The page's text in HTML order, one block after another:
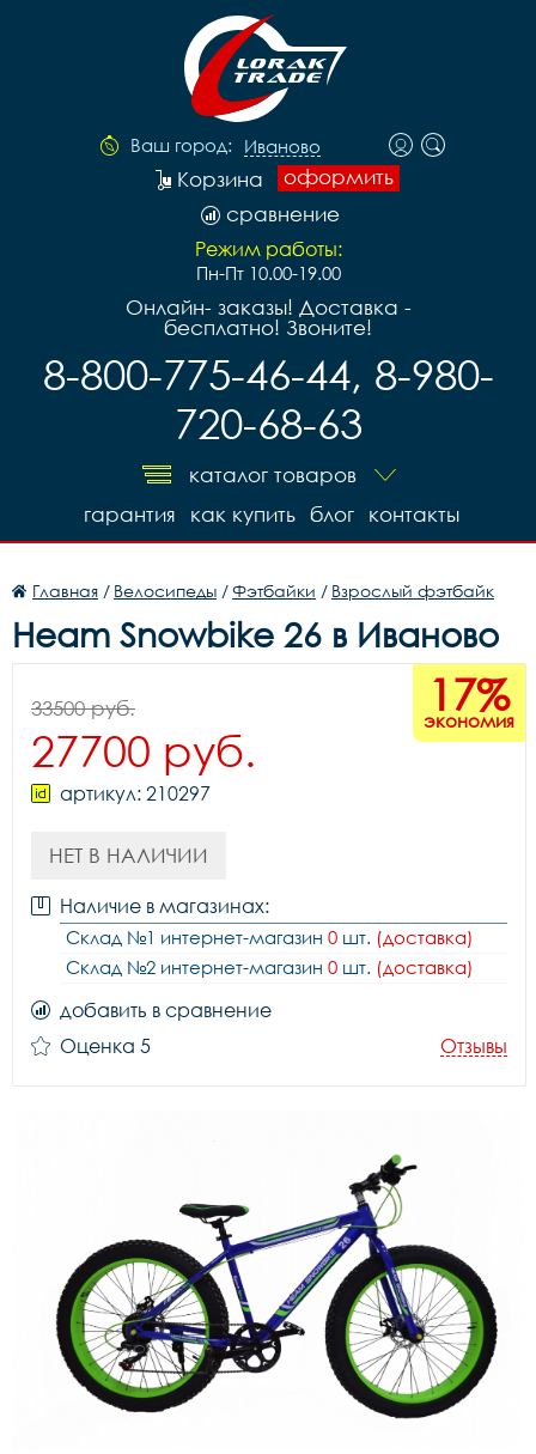
Ваш город: Иваново
оформить
Корзина
сравнение
Режим работы:
Пн-Пт 10.00-19.00
Онлайн- заказы! Доставка -
бесплатно! Звоните!
8-800-775-46-44, 8-980-
720-68-63
каталог товаров
контакты
блог
как купить
гарантия
Главная / Велосипеды /Фэтбайки / Взрослый фэтбайк
Heam Snowbike 26 в Иваново
17%
экономия
33500 руб.
27700 руб.
артикул: 210297
НЕТ В НАЛИЧИИ
Наличие в магазинах:
Склад №1 интернет-магазин 0 шт. (доставка)
Склад №2 интернет-магазин 0 шт. (доставка)
добавить в сравнение
Оценка 5
Отзывы